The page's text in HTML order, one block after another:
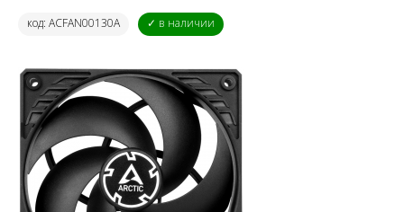
код: ACFAN00130A ✓ в наличии